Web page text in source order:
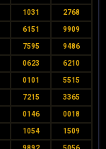
1031 2768
6151 9909
7595 9486
0623 6210
0101 5515
7215 3365
0146 0018
1054 1509